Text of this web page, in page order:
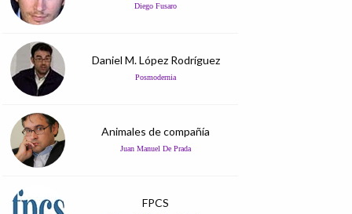
Diego Fusaro
Daniel M. López Rodríguez
Posmodernia
Animales de compañía
Juan Manuel De Prada
FPCS